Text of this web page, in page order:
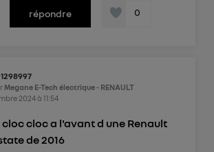
répondre 0
Megane E-Tech électrique - RENAULT
2024à 11:54
cloc a l'avant d une Renault
de 2016